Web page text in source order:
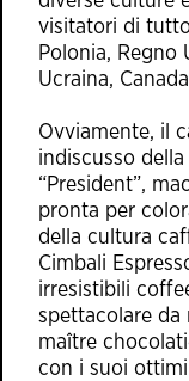
visitatori di
Polonia, Regno
Ucraina,
Ovviamente, il
indiscusso
“President”,
pronta per
della cultura
Cimbali
irresistibili
spettacolare da
maître
con i suoi